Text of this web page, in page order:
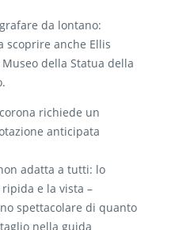
da lontano:
scoprire anche Ellis
della Statua della
richiede un
anticipata
adatta a tutti: lo
e la vista –
spettacolare di quanto
nella guida